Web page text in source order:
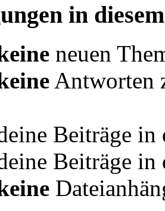
in
neuen
Antworten
Beiträge
Beiträge